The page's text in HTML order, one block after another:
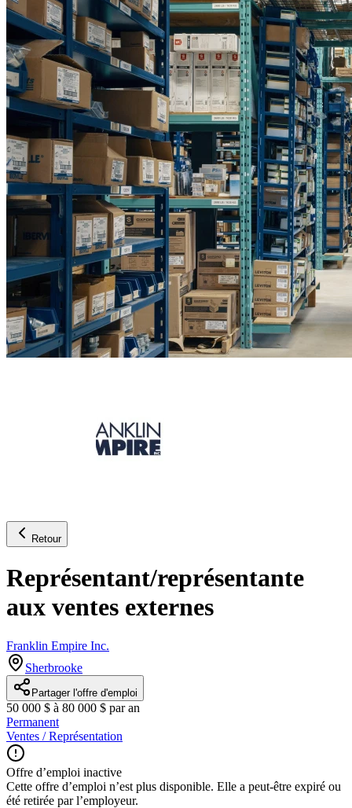
Retour
Représentant/représentante
aux ventes externes
Franklin Empire Inc.
Sherbrooke
Partager l'offre d'emploi
50 000 $ à 80 000 $ par an
Permanent
Ventes / Représentation
Offre d’emploi inactive
Cette offre d’emploi n’est plus disponible. Elle a peut-être expiré ou
été retirée par l’employeur.